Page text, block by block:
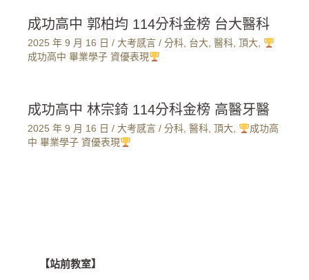
成功高中 郭柏均 114分科金榜 台大醫科
2025 年 9 月 16 日 / 大考感言 / 分科, 台大, 醫科, 頂大,
成功高中 畢業學子 資優表現
成功高中 林宗錡 114分科金榜 高醫牙醫
2025 年 9 月 16 日 / 大考感言 / 分科, 醫科, 頂大,
成功高
中 畢業學子 資優表現
【站前教室】